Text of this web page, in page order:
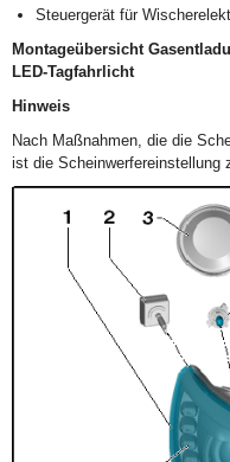
Steuergerät für
Montageübersicht
LED-Tagfahrlicht
Hinweis
Nach Maßnahmen, die die
ist die Scheinwerfereinstellung